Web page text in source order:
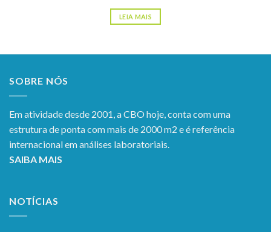
LEIA MAIS
SOBRE NÓS
Em atividade desde 2001, a CBO hoje, conta com uma
estrutura de ponta com mais de 2000 m2 e é referência
internacional em análises laboratoriais.
SAIBA MAIS
NOTÍCIAS